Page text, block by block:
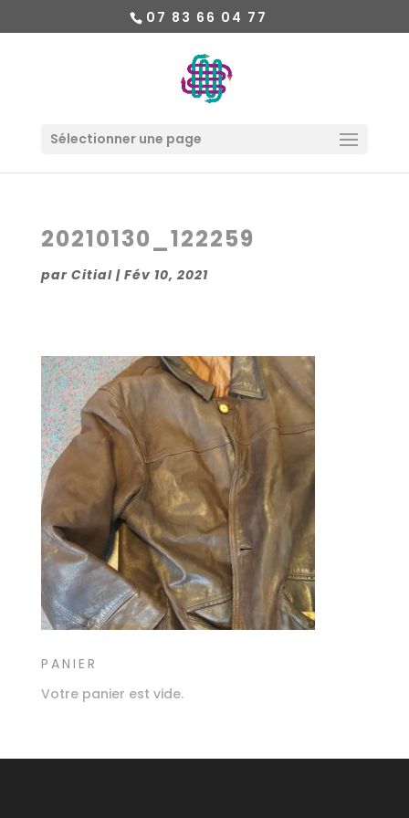
07 83 66 04 77
Sélectionner une page
20210130_122259
par Citial| Fév 10, 2021
PANIER
Votre panier est vide.